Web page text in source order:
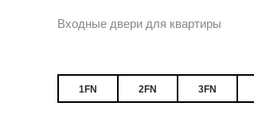
Входные двери для квартиры
1FN 2FN 3FN